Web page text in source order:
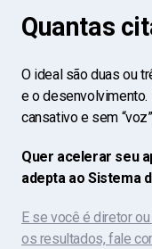
Quantas
O ideal são duas ou
e o
cansativo e sem
Quer acelerar seu
adepta ao Sistema
E se você é diretor
os resultados, fale